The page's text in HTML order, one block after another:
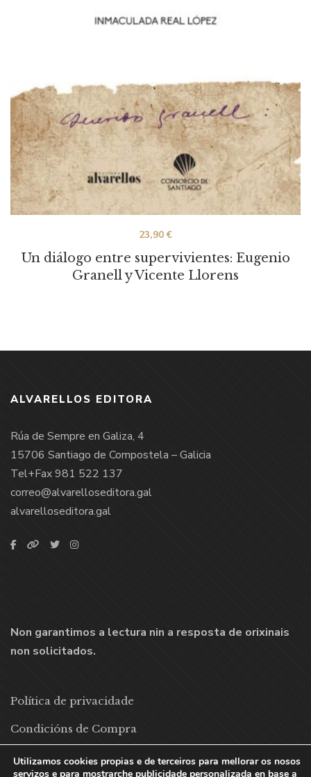
Un diálogo entre supervivientes: Eugenio
Granell y Vicente Llorens
23,90€
ALVARELLOS EDITORA
Rúa de Sempre en Galiza, 4
15706 Santiago de Compostela – Galicia
Tel+Fax 981 522 137
correo@alvarelloseditora.gal
alvarelloseditora.gal
Non garantimos a lectura nin a resposta de orixinais
non solicitados.
Política de privacidade
Condicións de Compra
Política de cookies
Utilizamos cookies propias e de terceiros para mellorar os nosos
servizos e para mostrarche publicidade personalizada en base a